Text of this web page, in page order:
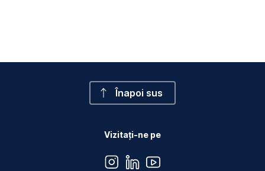
Înapoi sus
Vizitați-ne pe
instagram
linkedinyoutube